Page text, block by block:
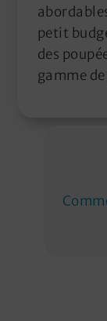
petit
des
gamme